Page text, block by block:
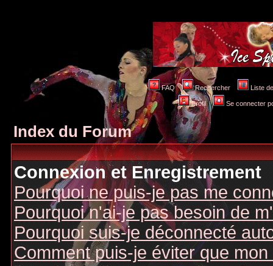
FAQ Rechercher Liste
Profil Se connecter
Index du Forum
Connexion et Enregistrement
Pourquoi ne puis-je pas me
Pourquoi n'ai-je pas besoin de
Pourquoi suis-je déconnecté
Comment puis-je éviter que